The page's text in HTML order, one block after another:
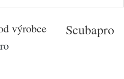
výrobce
Scubapro